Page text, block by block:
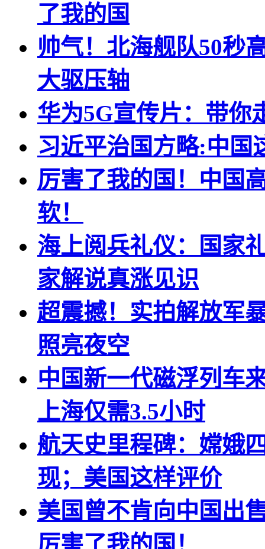
了我的国
帅气！北海舰队50秒
大驱压轴
华为5G宣传片：带你
习近平治国方略:中国
厉害了我的国！中国
软！
海上阅兵礼仪：国家
家解说真涨见识
超震撼！实拍解放军
照亮夜空
中国新一代磁浮列车
上海仅需3.5小时
航天史里程碑：嫦娥
现；美国这样评价
美国曾不肯向中国出
厉害了我的国！